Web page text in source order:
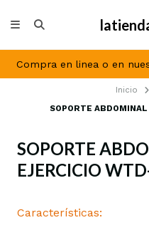
Compra en linea o en
Inicio
SOPORTE
SOPORTE
EJERCICIO
Características: